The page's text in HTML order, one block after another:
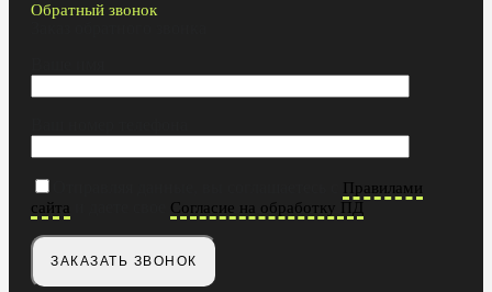
Обратный звонок
Правилами
сайта
Согласие на обработку ПД